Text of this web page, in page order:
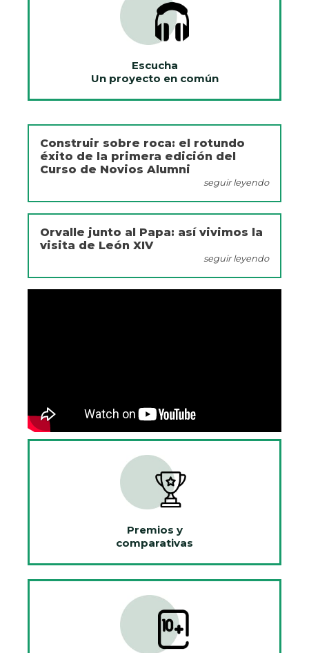
Escucha
Un proyecto en común
Construir sobre roca: el rotundo
éxito de la primera edición del
Curso de Novios Alumni
seguir leyendo
Orvalle junto al Papa: así vivimos la
visita de León XIV
seguir leyendo
Premios y
comparativas